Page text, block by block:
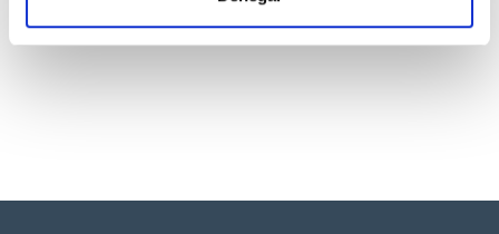
tartratos (C4O6): pasa test